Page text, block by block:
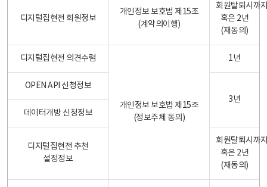
디지털집현전 회원정보
개인정보 보호법 제15조
(계약의이행)
회원탈퇴시까
혹은 2년
(재동의)
디지털집현전 의견수렴
개인정보 보호법 제15조
(정보주체 동의)
1년
OPEN API 신청정보
3년
데이터개방 신청정보
디지털집현전 추천
설정정보
회원탈퇴시까
혹은 2년
(재동의)